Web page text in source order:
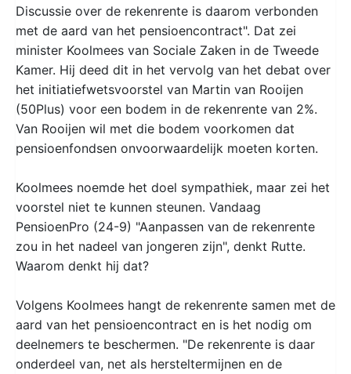
Discussie over de rekenrente is daarom verbonden
met de aard van het pensioencontract". Dat zei
minister Koolmees van Sociale Zaken in de Tweede
Kamer. Hij deed dit in het vervolg van het debat over
het initiatiefwetsvoorstel van Martin van Rooijen
(50Plus) voor een bodem in de rekenrente van 2%.
Van Rooijen wil met die bodem voorkomen dat
pensioenfondsen onvoorwaardelijk moeten korten.
Koolmees noemde het doel sympathiek, maar zei het
voorstel niet te kunnen steunen. Vandaag
PensioenPro (24-9) "Aanpassen van de rekenrente
zou in het nadeel van jongeren zijn", denkt Rutte.
Waarom denkt hij dat?
Volgens Koolmees hangt de rekenrente samen met de
aard van het pensioencontract en is het nodig om
deelnemers te beschermen. "De rekenrente is daar
onderdeel van, net als hersteltermijnen en de